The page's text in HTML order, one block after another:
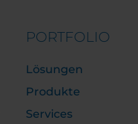
PORTFOLIO
Lösungen
Produkte
Services